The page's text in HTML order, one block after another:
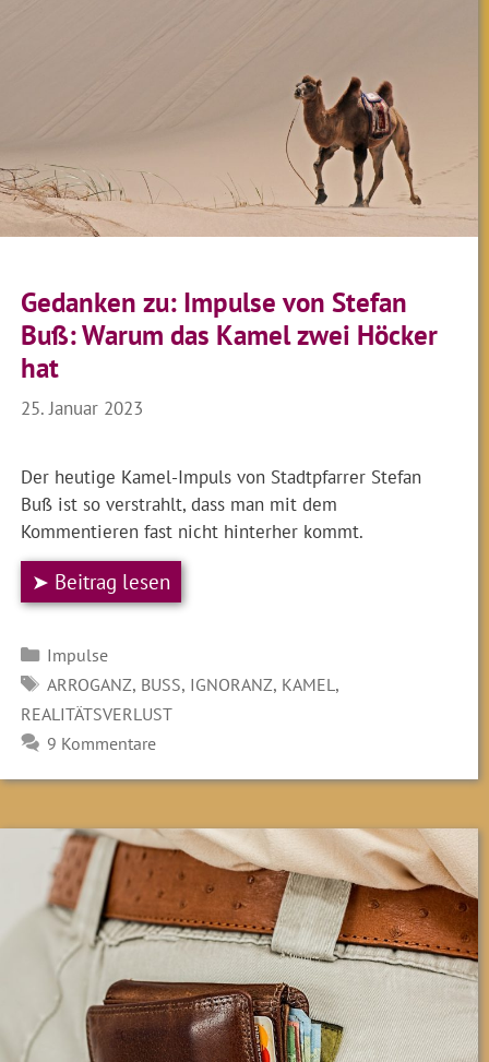
Gedanken zu: Impulse von Stefan
Buß: Warum das Kamel zwei Höcker
hat
25. Januar 2023
Der heutige Kamel-Impuls von Stadtpfarrer Stefan
Buß ist so verstrahlt, dass man mit dem
Kommentieren fast nicht hinterher kommt.
➤ Beitrag lesen
Kategorien
Impulse
SCHLAGWÖRTER
ARROGANZ, BUSS , IGNORANZ, KAMEL ,
REALITÄTSVERLUST
9 Kommentare